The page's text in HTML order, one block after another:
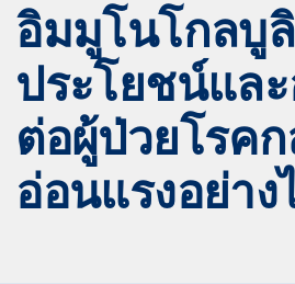
อิมมูโนโกลบู
ประโยชน์แล
ต่อผู้ป่วยโรค
อ่อนแรงอย่าง